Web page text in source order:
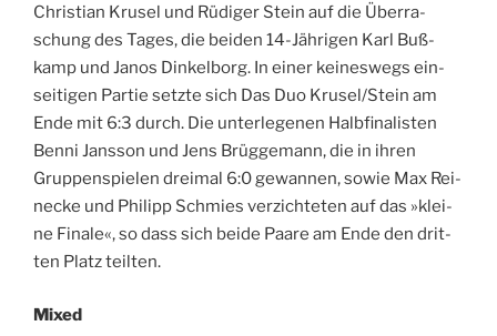
Chris­ti­an Kru­sel und Rüdi­ger Stein auf die Über­ra­
schung des Tages, die bei­den 14-Jäh­ri­gen Karl Buß­
kamp und Janos Din­kel­borg. In einer kei­nes­wegs ein­
sei­ti­gen Par­tie setz­te sich Das Duo Krusel/Stein am
Ende mit 6:3 durch. Die unter­le­ge­nen Halb­fi­na­lis­ten
Ben­ni Jans­son und Jens Brüg­ge­mann, die in ihren
Grup­pen­spie­len drei­mal 6:0 gewan­nen, sowie Max Rei­
ne­cke und Phil­ipp Schmies ver­zich­te­ten auf das »klei­
ne Fina­le«, so dass sich bei­de Paa­re am Ende den drit­
ten Platz teilten.
Mixed